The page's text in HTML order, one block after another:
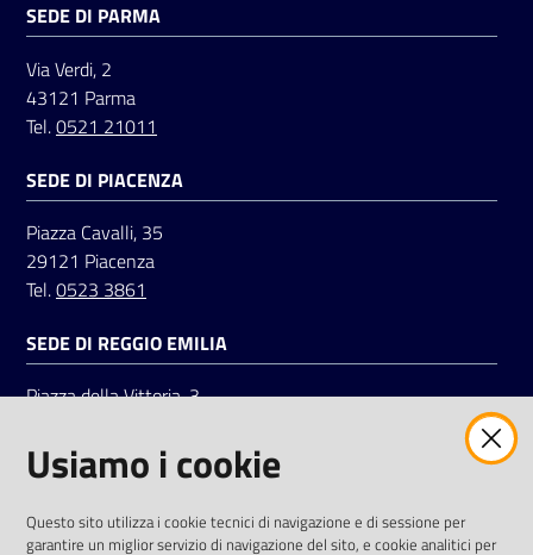
SEDE DI PARMA
Via Verdi, 2
43121 Parma
Tel.0521 21011
SEDE DI PIACENZA
Piazza Cavalli, 35
29121 Piacenza
Tel.0523 3861
SEDE DI REGGIO EMILIA
Piazza della Vittoria, 3
Tel.0522 7961
Usiamo i cookie
Questo sito utilizza i cookie tecnici di navigazione e di sessione per
garantire un miglior servizio di navigazione del sito, e cookie analitici per